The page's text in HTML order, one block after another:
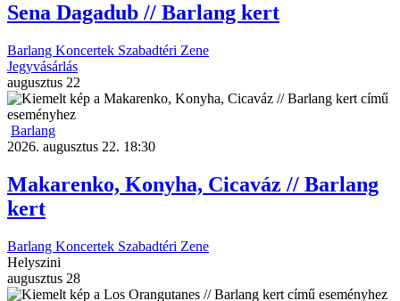
Sena Dagadub // Barlang kert
Barlang Koncertek Szabadtéri Zene
Jegyvásárlás
augusztus 22
Barlang
2026. augusztus 22. 18:30
Makarenko, Konyha, Cicaváz // Barlang
kert
Barlang Koncertek Szabadtéri Zene
Helyszini
augusztus 28